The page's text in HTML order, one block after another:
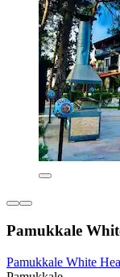
Pamukkale
Pamukkale White